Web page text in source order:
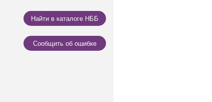
Найти в каталоге НББ
Сообщить об ошибке